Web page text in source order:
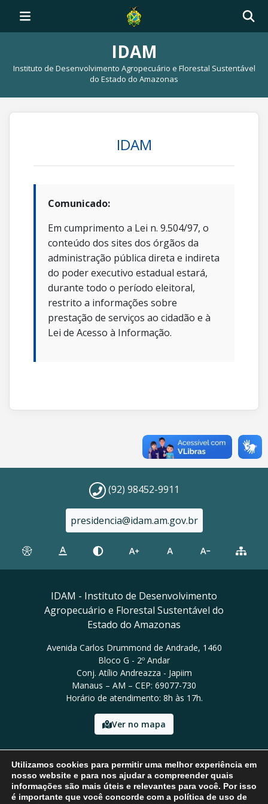
IDAM
Instituto de Desenvolvimento Agropecuário e Florestal Sustentável
do Estado do Amazonas
IDAM
Comunicado:
Em cumprimento a Lei n. 9.504/97, o
conteúdo dos sites dos órgãos da
administração pública direta e indireta
do poder executivo estadual estará,
durante todo o período eleitoral,
restrito a informações sobre
prestação de serviços ao cidadão e à
Lei de Acesso à Informação.
(92) 98452-9911
presidencia@idam.am.gov.br
IDAM - Instituto de Desenvolvimento
Agropecuário e Florestal Sustentável do
Estado do Amazonas
Avenida Carlos Drummond de Andrade, 1460
Bloco G - 2º Andar
Conj. Atílio Andreazza - Japiim
Manaus – AM – CEP: 69077-730
Horário de atendimento: 8h às 17h.
Ver no mapa
Email: presidencia@idam.am.gov.br
Tel: (92) 98452-9911
Utilizamos cookies para permitir uma melhor experiência em
nosso website e para nos ajudar a compreender quais
informações são mais úteis e relevantes para você. Por isso
é importante que você concorde com a política de uso de